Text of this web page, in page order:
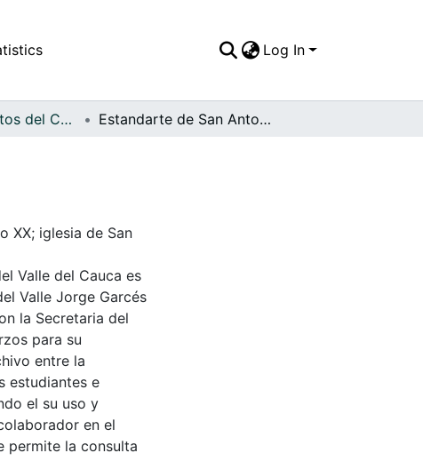
Log In
APFFVC - Objetos del Culto - Patrimonial Estandarte de San Antonio
XX; iglesia de San
Valle del Cauca es
Valle Jorge Garcés
la Secretaria del
para su
entre la
estudiantes e
el su uso y
en el
permite la consulta